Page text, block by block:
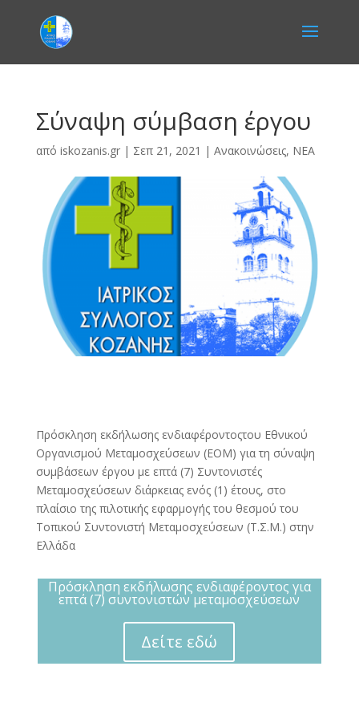
Σύναψη σύμβαση έργου
από iskozanis.gr| Σεπ 21, 2021 | Ανακοινώσεις, ΝΕΑ
Πρόσκληση εκδήλωσης ενδιαφέροντοςτου Εθνικού
Οργανισμού Μεταμοσχεύσεων (ΕΟΜ) για τη σύναψη
συμβάσεων έργου με επτά (7) Συντονιστές
Μεταμοσχεύσεων διάρκειας ενός (1) έτους, στο
πλαίσιο της πιλοτικής εφαρμογής του θεσμού του
Τοπικού Συντονιστή Μεταμοσχεύσεων (Τ.Σ.Μ.) στην
Ελλάδα
Πρόσκληση εκδήλωσης ενδιαφέροντος για
επτά (7) συντονιστών μεταμοσχεύσεων
Δείτε εδώ